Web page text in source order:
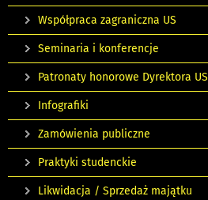
Współpraca zagraniczna US
Seminaria i konferencje
Patronaty honorowe Dyrektora US
Infografiki
Zamówienia publiczne
Praktyki studenckie
Likwidacja / Sprzedaż majątku